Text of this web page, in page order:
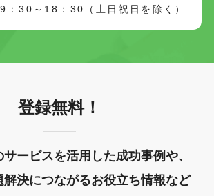
9：30～18：30（土日祝日を除く）
登録無料！
サービスを活用した成功事例や、
解決につながるお役立ち情報など